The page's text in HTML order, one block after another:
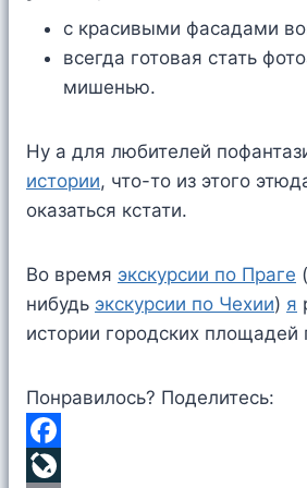
с красивыми фасадами
всегда готовая стать
мишенью.
Ну а для любителей
истории, что-то из этого
оказаться кстати.
Во время экскурсии по Праге
нибудь экскурсии по Чехии) я
истории городских площадей
Понравилось? Поделитесь:
F